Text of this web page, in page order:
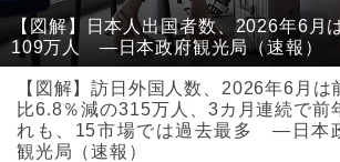
【図解】日本人出国者数、2026年6月
109万人 ―日本政府観光局（速報）
【図解】訪日外国人数、2026年6月は
比6.8％減の315万人、3カ月連続で前
れも、15市場では過去最多 ―日本
観光局（速報）